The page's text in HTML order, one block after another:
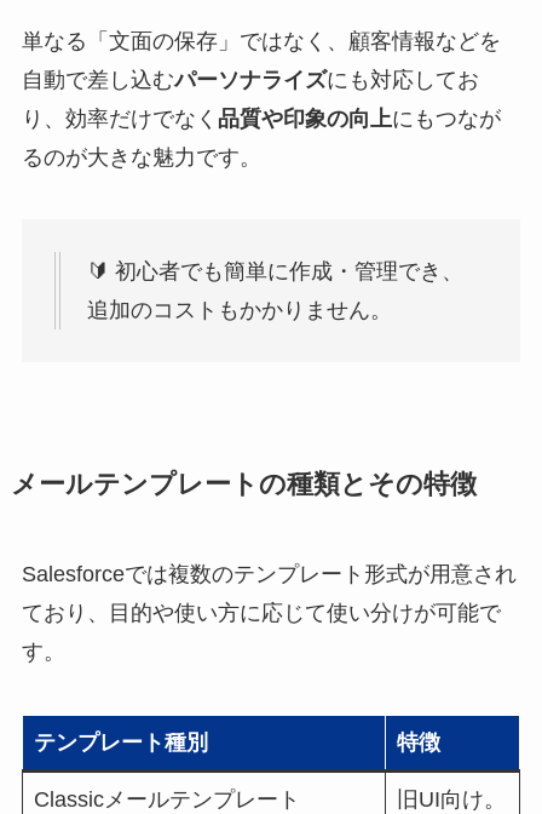
単なる「文面の保存」ではなく、顧客情報などを
自動で差し込むパーソナライズにも対応してお
り、効率だけでなく 品質や印象の向上にもつなが
るのが大きな魅力です。
🔰 初心者でも簡単に作成・管理でき、
追加のコストもかかりません。
メールテンプレートの種類とその特徴
Salesforceでは複数のテンプレート形式が用意され
ており、目的や使い方に応じて使い分けが可能で
す。
テンプレート種別 特徴
Classicメールテンプレート
旧UI向け。